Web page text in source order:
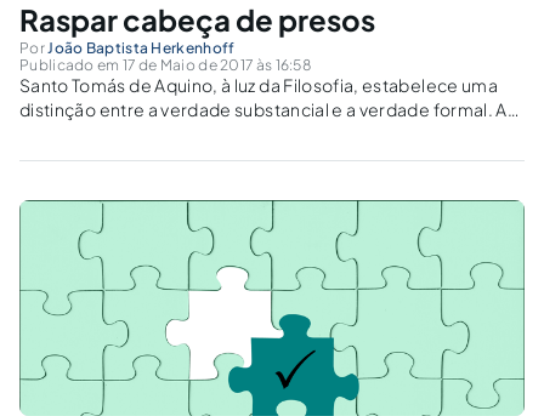
Raspar cabeça de presos
PorJoão Baptista Herkenhoff
Publicado em 17 de Maio de 2017 às 16:58
Santo Tomás de Aquino, à luz da Filosofia, estabelece uma
distinção entre a verdade substancial e a verdade formal. A
coisas. A verdade substancial é aquela que expressa a